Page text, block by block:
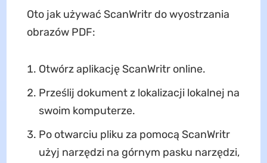
Oto jak używać ScanWritr do wyostrzania
obrazów PDF:
Otwórz aplikację ScanWritr online.
Prześlij dokument z lokalizacji lokalnej na
swoim komputerze.
Po otwarciu pliku za pomocą ScanWritr
użyj narzędzi na górnym pasku narzędzi,